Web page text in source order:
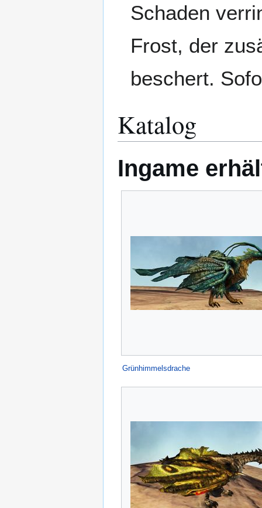
Schaden
Frost, der
beschert.
Katalog
Ingame
Grünhimmelsdrache